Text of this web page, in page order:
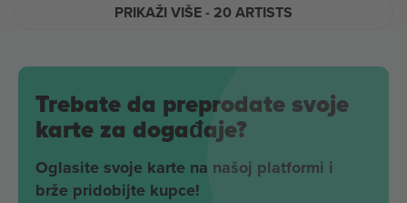
PRIKAŽI VIŠE- 20 ARTISTS
Trebate da preprodate svoje
karte za događaje?
Oglasite svoje karte na našoj platformi i
brže pridobijte kupce!